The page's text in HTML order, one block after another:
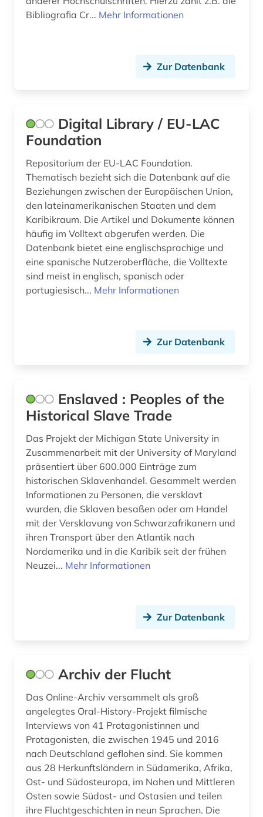
sprache (1)
staat (1)
statistik (1)
stilistik (1)
suchmaschine (1)
südamerika (10)
südostasien (1)
südosteuropa (1)
tageszeitung (1)
umweltschutz (1)
uruguay (2)
usa (4)
venezuela (3)
verfassung (1)
vertriebener (1)
volksmusik (1)
volltext-datenbank (1)
zahnmedizin (1)
zeitschrift (4)
zeitschriften (1)
zeitung (5)
zentralamerika (1)
Bibliografia Cr... Mehr Informationen
Zur Datenbank
Digital Library / EU-LAC
Foundation
Repositorium der EU-LAC Foundation.
Thematisch bezieht sich die Datenbank auf die
Beziehungen zwischen der Europäischen Union,
den lateinamerikanischen Staaten und dem
Karibikraum. Die Artikel und Dokumente können
häufig im Volltext abgerufen werden. Die
Datenbank bietet eine englischsprachige und
eine spanische Nutzeroberfläche, die Volltexte
sind meist in englisch, spanisch oder
portugiesisch... Mehr Informationen
Zur Datenbank
Enslaved : Peoples of the
Historical Slave Trade
Das Projekt der Michigan State University in
Zusammenarbeit mit der University of Maryland
präsentiert über 600.000 Einträge zum
historischen Sklavenhandel. Gesammelt werden
Informationen zu Personen, die versklavt
wurden, die Sklaven besaßen oder am Handel
mit der Versklavung von Schwarzafrikanern und
ihren Transport über den Atlantik nach
Nordamerika und in die Karibik seit der frühen
Neuzei... Mehr Informationen
Zur Datenbank
Archiv der Flucht
Das Online-Archiv versammelt als groß
angelegtes Oral-History-Projekt filmische
Interviews von 41 Protagonistinnen und
Protagonisten, die zwischen 1945 und 2016
nach Deutschland geflohen sind. Sie kommen
aus 28 Herkunftsländern in Südamerika, Afrika,
Ost- und Südosteuropa, im Nahen und Mittleren
Osten sowie Südost- und Ostasien und teilen
ihre Fluchtgeschichten in neun Sprachen. Die